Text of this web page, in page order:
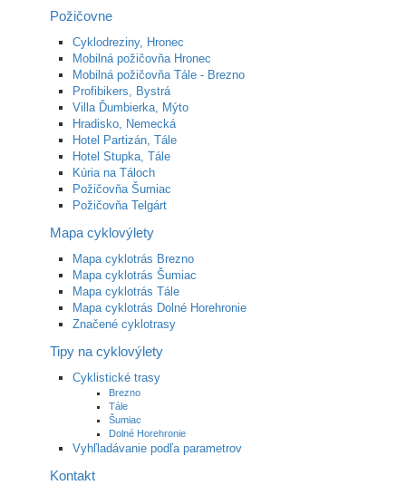
Požičovne
Cyklodreziny, Hronec
Mobilná požičovňa Hronec
Mobilná požičovňa Tále - Brezno
Profibikers, Bystrá
Villa Ďumbierka, Mýto
Hradisko, Nemecká
Hotel Partizán, Tále
Hotel Stupka, Tále
Kúria na Táloch
Požičovňa Šumiac
Požičovňa Telgárt
Mapa cyklovýlety
Mapa cyklotrás Brezno
Mapa cyklotrás Šumiac
Mapa cyklotrás Tále
Mapa cyklotrás Dolné Horehronie
Značené cyklotrasy
Tipy na cyklovýlety
Cyklistické trasy
Brezno
Tále
Šumiac
Dolné Horehronie
Vyhľladávanie podľa parametrov
Kontakt